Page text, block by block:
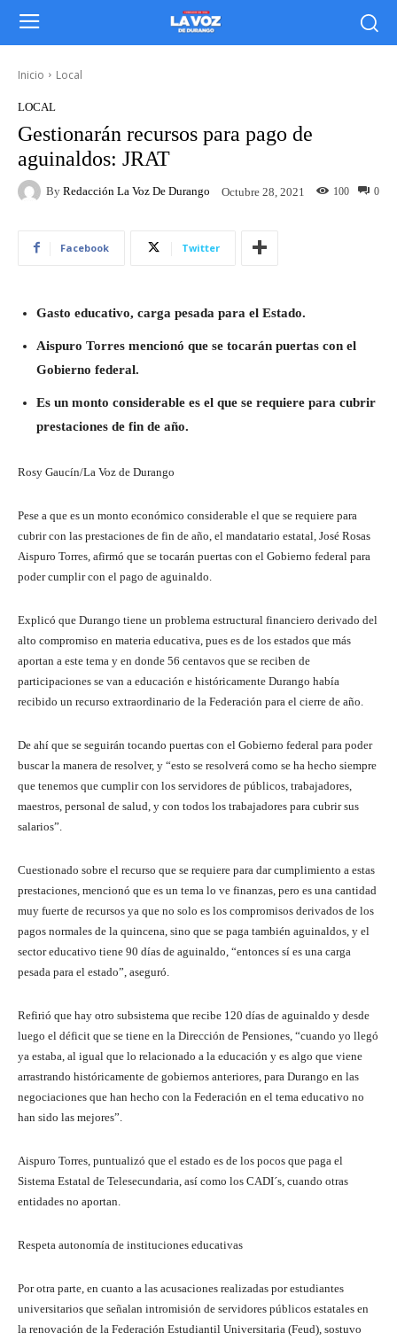
Inicio Local
LOCAL
Gestionarán recursos para pago de
aguinaldos: JRAT
By Redacción La Voz De Durango Octubre 28, 2021 0
100
Facebook Twitter
Gasto educativo, carga pesada para el Estado.
Aispuro Torres mencionó que se tocarán puertas con el
Gobierno federal.
Es un monto considerable es el que se requiere para cubrir
prestaciones de fin de año.
Rosy Gaucín/La Voz de Durango
Pese a que es un monto económico considerable el que se requiere para
cubrir con las prestaciones de fin de año, el mandatario estatal, José Rosas
Aispuro Torres, afirmó que se tocarán puertas con el Gobierno federal para
poder cumplir con el pago de aguinaldo.
Explicó que Durango tiene un problema estructural financiero derivado del
alto compromiso en materia educativa, pues es de los estados que más
aportan a este tema y en donde 56 centavos que se reciben de
participaciones se van a educación e históricamente Durango había
recibido un recurso extraordinario de la Federación para el cierre de año.
De ahí que se seguirán tocando puertas con el Gobierno federal para poder
buscar la manera de resolver, y “esto se resolverá como se ha hecho siempre
que tenemos que cumplir con los servidores de públicos, trabajadores,
maestros, personal de salud, y con todos los trabajadores para cubrir sus
salarios”.
Cuestionado sobre el recurso que se requiere para dar cumplimiento a estas
prestaciones, mencionó que es un tema lo ve finanzas, pero es una cantidad
muy fuerte de recursos ya que no solo es los compromisos derivados de los
pagos normales de la quincena, sino que se paga también aguinaldos, y el
sector educativo tiene 90 días de aguinaldo, “entonces sí es una carga
pesada para el estado”, aseguró.
Refirió que hay otro subsistema que recibe 120 días de aguinaldo y desde
luego el déficit que se tiene en la Dirección de Pensiones, “cuando yo llegó
ya estaba, al igual que lo relacionado a la educación y es algo que viene
arrastrando históricamente de gobiernos anteriores, para Durango en las
negociaciones que han hecho con la Federación en el tema educativo no
han sido las mejores”.
Aispuro Torres, puntualizó que el estado es de los pocos que paga el
Sistema Estatal de Telesecundaria, así como los CADI´s, cuando otras
entidades no aportan.
Respeta autonomía de instituciones educativas
Por otra parte, en cuanto a las acusaciones realizadas por estudiantes
universitarios que señalan intromisión de servidores públicos estatales en
la renovación de la Federación Estudiantil Universitaria (Feud), sostuvo